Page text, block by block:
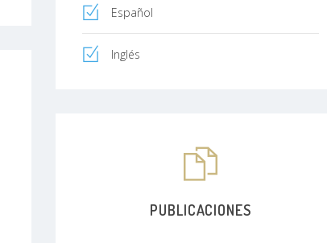
Español
Inglés
PUBLICACIONES